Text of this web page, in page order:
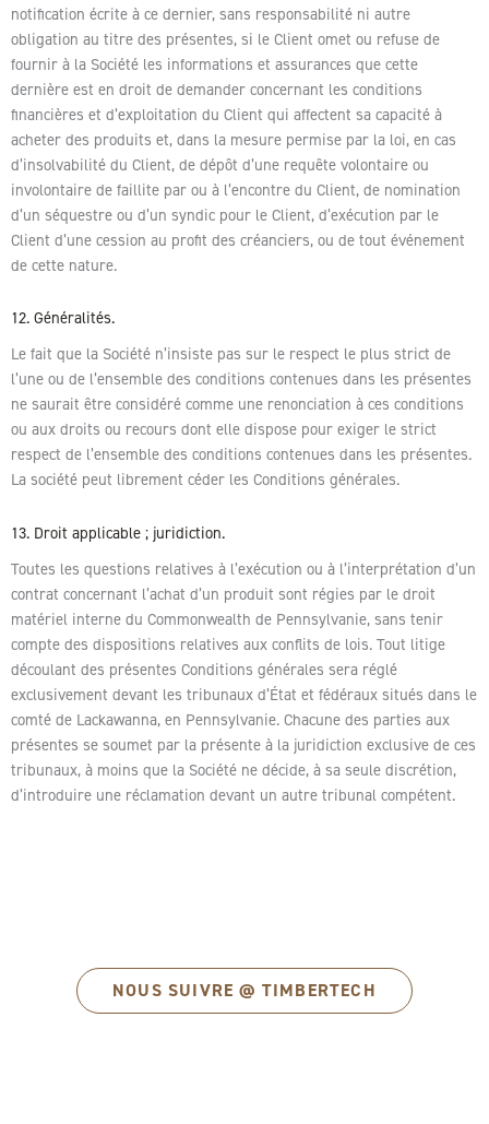
notification écrite à ce dernier, sans responsabilité ni autre
obligation au titre des présentes, si le Client omet ou refuse de
fournir à la Société les informations et assurances que cette
dernière est en droit de demander concernant les conditions
financières et d’exploitation du Client qui affectent sa capacité à
acheter des produits et, dans la mesure permise par la loi, en cas
d’insolvabilité du Client, de dépôt d’une requête volontaire ou
involontaire de faillite par ou à l’encontre du Client, de nomination
d’un séquestre ou d’un syndic pour le Client, d’exécution par le
Client d’une cession au profit des créanciers, ou de tout événement
de cette nature.
12. Généralités.
Le fait que la Société n’insiste pas sur le respect le plus strict de
l’une ou de l’ensemble des conditions contenues dans les présentes
ne saurait être considéré comme une renonciation à ces conditions
ou aux droits ou recours dont elle dispose pour exiger le strict
respect de l’ensemble des conditions contenues dans les présentes.
La société peut librement céder les Conditions générales.
13. Droit applicable ; juridiction.
Toutes les questions relatives à l’exécution ou à l’interprétation d’un
contrat concernant l’achat d’un produit sont régies par le droit
matériel interne du Commonwealth de Pennsylvanie, sans tenir
compte des dispositions relatives aux conflits de lois. Tout litige
découlant des présentes Conditions générales sera réglé
exclusivement devant les tribunaux d’État et fédéraux situés dans le
comté de Lackawanna, en Pennsylvanie. Chacune des parties aux
présentes se soumet par la présente à la juridiction exclusive de ces
tribunaux, à moins que la Société ne décide, à sa seule discrétion,
d’introduire une réclamation devant un autre tribunal compétent.
NOUS SUIVRE @ TIMBERTECH